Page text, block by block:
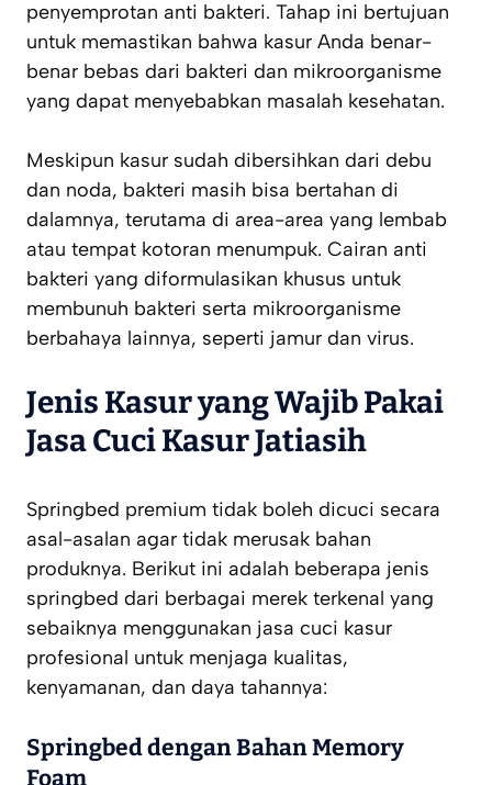
penyemprotan anti bakteri. Tahap ini bertujuan
untuk memastikan bahwa kasur Anda benar-
benar bebas dari bakteri dan mikroorganisme
yang dapat menyebabkan masalah kesehatan.
Meskipun kasur sudah dibersihkan dari debu
dan noda, bakteri masih bisa bertahan di
dalamnya, terutama di area-area yang lembab
atau tempat kotoran menumpuk. Cairan anti
bakteri yang diformulasikan khusus untuk
membunuh bakteri serta mikroorganisme
berbahaya lainnya, seperti jamur dan virus.
Jenis Kasur yang Wajib Pakai
Jasa Cuci Kasur Jatiasih
Springbed premium tidak boleh dicuci secara
asal-asalan agar tidak merusak bahan
produknya. Berikut ini adalah beberapa jenis
springbed dari berbagai merek terkenal yang
sebaiknya menggunakan jasa cuci kasur
profesional untuk menjaga kualitas,
kenyamanan, dan daya tahannya:
Springbed dengan Bahan Memory
Foam